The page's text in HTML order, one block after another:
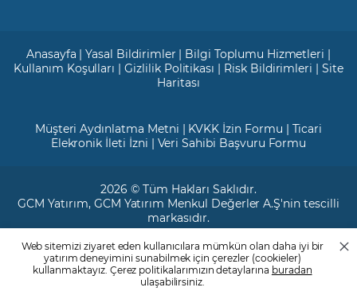
Anasayfa |Yasal Bildirimler | Bilgi Toplumu Hizmetleri |
Kullanım Koşulları |Gizlilik Politikası | Risk Bildirimleri |Site
Haritası
Müşteri Aydınlatma Metni | KVKK İzin Formu | Ticari
Elekronik İleti İzni | Veri Sahibi Başvuru Formu
2026 © Tüm Hakları Saklıdır.
GCM Yatırım, GCM Yatırım Menkul Değerler A.Ş'nin tescilli
markasıdır.
Ticari Sicil No: 799649
Maslak V.D. : 3890707820
Mersis No: 0389070782000015
Web sitemizi ziyaret eden kullanıcılara mümkün olan daha iyi bir
yatırım deneyimini sunabilmek için çerezler (cookieler)
kullanmaktayız. Çerez politikalarımızın detaylarına buradan
ulaşabilirsiniz.